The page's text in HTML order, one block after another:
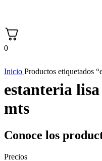
0
Inicio Productos etiquetados
estanteria
mts
Conoce los
Precios